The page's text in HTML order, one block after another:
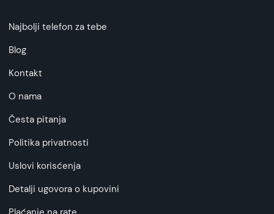
Najbolji telefon za tebe
Blog
Kontakt
O nama
Česta pitanja
Politika privatnosti
Uslovi korisćenja
Detalji ugovora o kupovini